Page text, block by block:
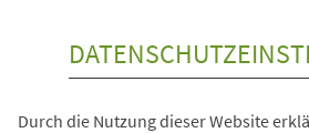
Durch die Nutzung dieser Website